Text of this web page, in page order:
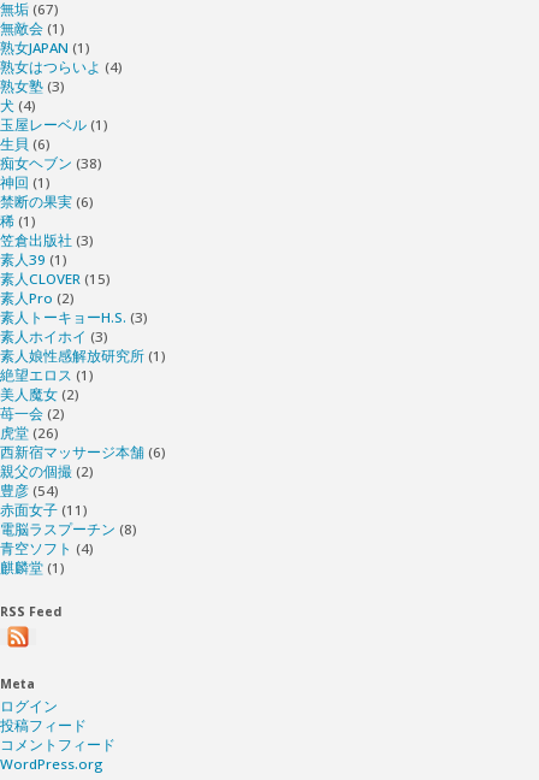
無垢 (67)
無敵会 (1)
熟女JAPAN (1)
熟女はつらいよ (4)
熟女塾 (3)
犬 (4)
玉屋レーベル (1)
生貝 (6)
痴女ヘブン (38)
神回 (1)
禁断の果実 (6)
稀 (1)
笠倉出版社 (3)
素人39 (1)
素人CLOVER (15)
素人Pro (2)
素人トーキョーH.S. (3)
素人ホイホイ (3)
素人娘性感解放研究所 (1)
絶望エロス (1)
美人魔女 (2)
苺一会 (2)
虎堂 (26)
西新宿マッサージ本舗 (6)
親父の個撮 (2)
豊彦 (54)
赤面女子 (11)
電脳ラスプーチン (8)
青空ソフト (4)
麒麟堂 (1)
RSS Feed
Meta
ログイン
投稿フィード
コメントフィード
WordPress.org